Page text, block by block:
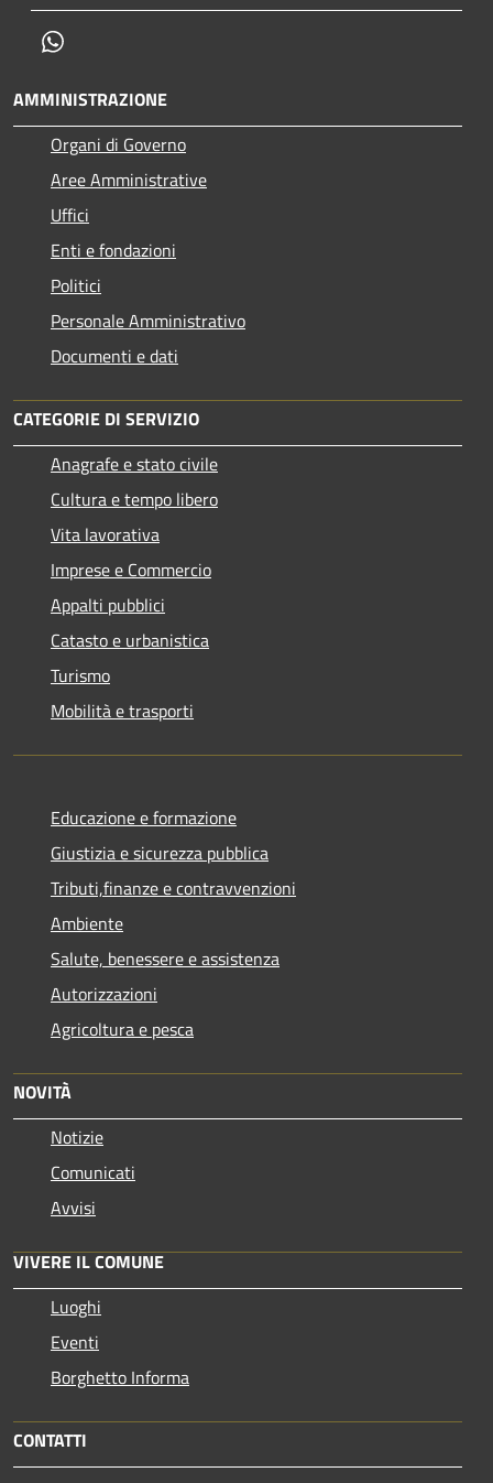
AMMINISTRAZIONE
Organi di Governo
Aree Amministrative
Uffici
Enti e fondazioni
Politici
Personale Amministrativo
Documenti e dati
CATEGORIE DI SERVIZIO
Anagrafe e stato civile
Cultura e tempo libero
Vita lavorativa
Imprese e Commercio
Appalti pubblici
Catasto e urbanistica
Turismo
Mobilità e trasporti
Educazione e formazione
Giustizia e sicurezza pubblica
Tributi,finanze e contravvenzioni
Ambiente
Salute, benessere e assistenza
Autorizzazioni
Agricoltura e pesca
NOVITÀ
Notizie
Comunicati
Avvisi
VIVERE IL COMUNE
Luoghi
Eventi
Borghetto Informa
CONTATTI